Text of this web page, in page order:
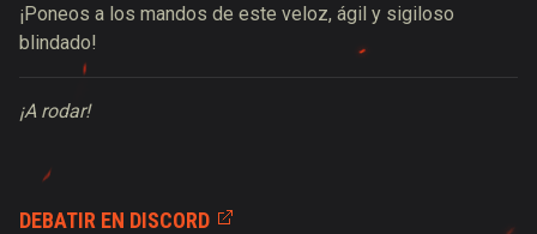
¡Poneos a los mandos de este veloz, ágil y sigiloso
blindado!
¡A rodar!
DEBATIR EN DISCORD